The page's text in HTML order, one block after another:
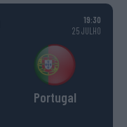
19:30
25 JULHO
Portugal